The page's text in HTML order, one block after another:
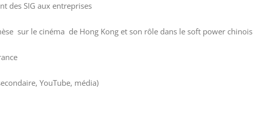
des SIG aux entreprises
sur le cinéma de Hong Kong et son rôle dans le soft power chinois
YouTube, média)